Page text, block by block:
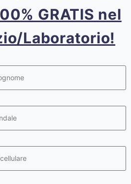
GRATIS nel
Laboratorio!